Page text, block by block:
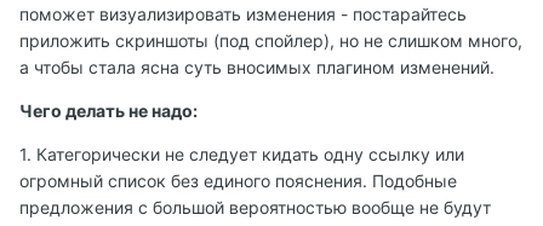
поможет визуализировать изменения - постарайтесь
приложить скриншоты (под спойлер), но не слишком много,
а чтобы стала ясна суть вносимых плагином изменений.
Чего делать не надо:
1. Категорически не следует кидать одну ссылку или
огромный список без единого пояснения. Подобные
предложения с большой вероятностью вообще не будут